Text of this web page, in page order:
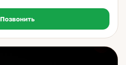
Позвонить